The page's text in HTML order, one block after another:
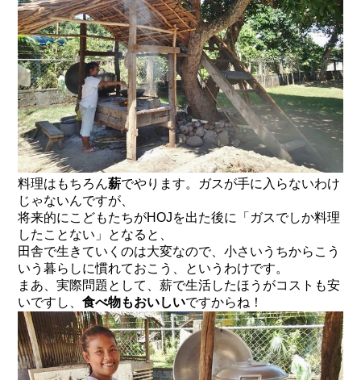
料理はもちろん薪でやります。ガスが手に入らないわけ
じゃないんですが、
将来的にこどもたちがHOJを出た後に「ガスでしか料理
したことない」となると、
田舎で生きていくのは大変なので、小さいうちからこう
いう暮らしに慣れておこう、というわけです。
まあ、実際問題として、薪で生活したほうがコストも安
いですし、食べ物もおいしいですからね！